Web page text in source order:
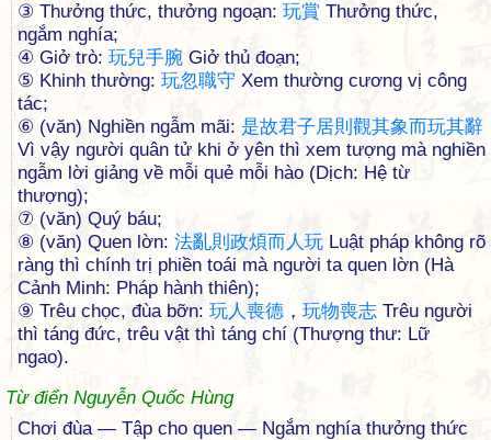
③ Thưởng thức, thưởng ngoạn: 玩賞 Thưởng thức,
ngắm nghía;
④ Giở trò: 玩兒手腕 Giở thủ đoạn;
⑤ Khinh thường: 玩忽職守 Xem thường cương vị công
tác;
⑥ (văn) Nghiền ngẫm mãi: 是故君子居則 觀其象而玩其辭
Vì vậy người quân tử khi ở yên thì xem tượng mà nghiền
ngẫm lời giảng về mỗi quẻ mỗi hào (Dịch: Hệ từ
thượng);
⑦ (văn) Quý báu;
⑧ (văn) Quen lờn: 法亂則 政煩而人玩 Luật pháp không rõ
ràng thì chính trị phiền toái mà người ta quen lờn (Hà
Cảnh Minh: Pháp hành thiên);
⑨ Trêu chọc, đùa bỡn: 玩人喪德 ， 玩物喪志 Trêu người
thì táng đức, trêu vật thì táng chí (Thượng thư: Lữ
ngao).
Từ điển Nguyễn Quốc Hùng
Chơi đùa — Tập cho quen — Ngắm nghía thưởng thức